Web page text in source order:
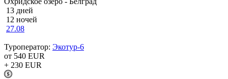
13 дней
12 ночей
27.08
Туроператор: Экотур-6
от 540 EUR
+ 230 EUR